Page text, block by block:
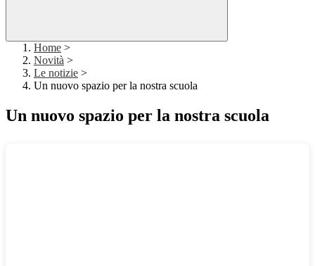
Home >
Novità >
Le notizie >
Un nuovo spazio per la nostra scuola
Un nuovo spazio per la nostra scuola